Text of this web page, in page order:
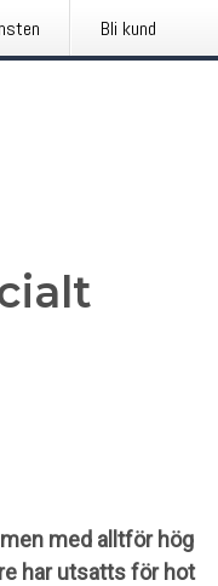
Bli kund
med alltför hög
har utsatts för hot